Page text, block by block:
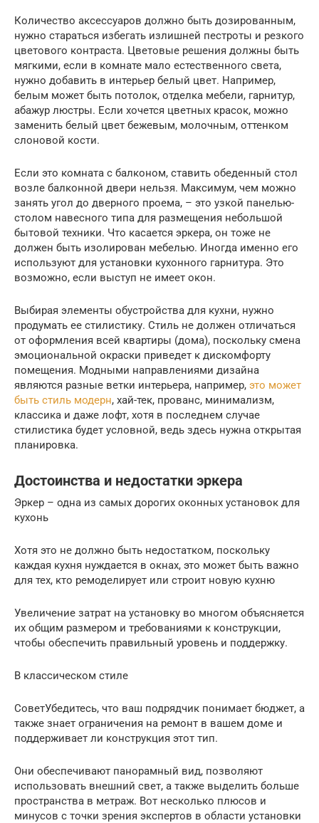
Количество аксессуаров должно быть дозированным,
нужно стараться избегать излишней пестроты и резкого
цветового контраста. Цветовые решения должны быть
мягкими, если в комнате мало естественного света,
нужно добавить в интерьер белый цвет. Например,
белым может быть потолок, отделка мебели, гарнитур,
абажур люстры. Если хочется цветных красок, можно
заменить белый цвет бежевым, молочным, оттенком
слоновой кости.
Если это комната с балконом, ставить обеденный стол
возле балконной двери нельзя. Максимум, чем можно
занять угол до дверного проема, – это узкой панелью-
столом навесного типа для размещения небольшой
бытовой техники. Что касается эркера, он тоже не
должен быть изолирован мебелью. Иногда именно его
используют для установки кухонного гарнитура. Это
возможно, если выступ не имеет окон.
Выбирая элементы обустройства для кухни, нужно
продумать ее стилистику. Стиль не должен отличаться
от оформления всей квартиры (дома), поскольку смена
эмоциональной окраски приведет к дискомфорту
помещения. Модными направлениями дизайна
являются разные ветки интерьера, например, это может
быть стиль модерн, хай-тек, прованс, минимализм,
классика и даже лофт, хотя в последнем случае
стилистика будет условной, ведь здесь нужна открытая
планировка.
Достоинства и недостатки эркера
Эркер – одна из самых дорогих оконных установок для
кухонь
Хотя это не должно быть недостатком, поскольку
каждая кухня нуждается в окнах, это может быть важно
для тех, кто ремоделирует или строит новую кухню
Увеличение затрат на установку во многом объясняется
их общим размером и требованиями к конструкции,
чтобы обеспечить правильный уровень и поддержку.
В классическом стиле
СоветУбедитесь, что ваш подрядчик понимает бюджет, а
также знает ограничения на ремонт в вашем доме и
поддерживает ли конструкция этот тип.
Они обеспечивают панорамный вид, позволяют
использовать внешний свет, а также выделить больше
пространства в метраж. Вот несколько плюсов и
минусов с точки зрения экспертов в области установки